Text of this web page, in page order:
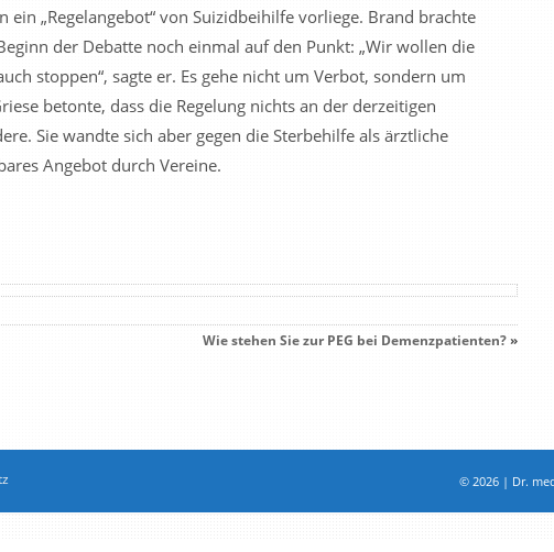
ein „Regelangebot“ von Suizidbeihilfe vorliege. Brand brachte
der Debatte noch einmal auf den Punkt: „Wir wollen die
stoppen“, sagte er. Es gehe nicht um Verbot, sondern um
betonte, dass die Regelung nichts an der derzeitigen
Sie wandte sich aber gegen die Sterbehilfe als ärztliche
Angebot durch Vereine.
Wie stehen Sie zur PEG bei Demenzpatienten?»
© 2026 | Dr.